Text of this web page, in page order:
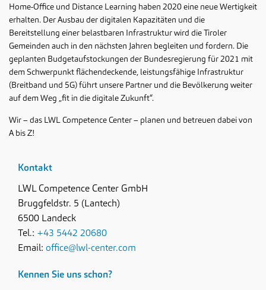
Home-Office und Distance Learning haben 2020 eine neue Wertigkeit
erhalten. Der Ausbau der digitalen Kapazitäten und die
Bereitstellung einer belastbaren Infrastruktur wird die Tiroler
Gemeinden auch in den nächsten Jahren begleiten und fordern. Die
geplanten Budgetaufstockungen der Bundesregierung für 2021 mit
dem Schwerpunkt flächendeckende, leistungsfähige Infrastruktur
(Breitband und 5G) führt unsere Partner und die Bevölkerung weiter
auf dem Weg „fit in die digitale Zukunft“.
Wir – das LWL Competence Center – planen und betreuen dabei von
A bis Z!
Kontakt
LWL Competence Center GmbH
Bruggfeldstr. 5 (Lantech)
6500 Landeck
Tel.: +43 5442 20680
Email: office@lwl-center.com
Kennen Sie uns schon?